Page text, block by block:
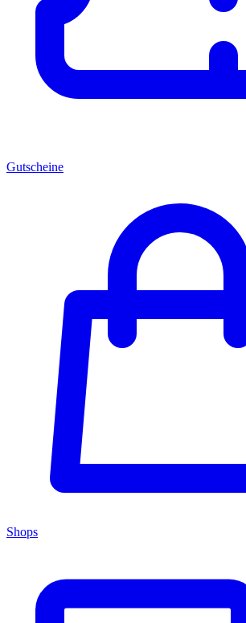
Gutscheine
Shops